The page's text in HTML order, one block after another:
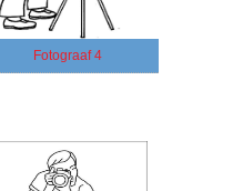
Fotograaf 4